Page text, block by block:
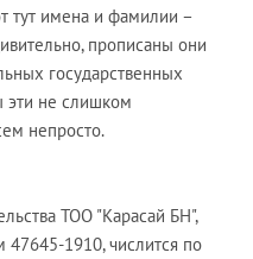
тут имена и фамилии –
прописаны они
государственных
эти не слишком
непросто.
ТОО "Карасай БН",
1910, числится по